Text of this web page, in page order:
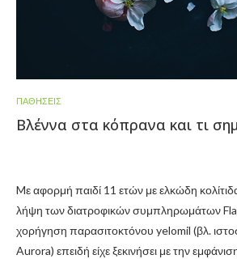
ΠΑΘΉΣΕΙΣ
Βλέννα στα κόπρανα και τι
Mε αφορμή παιδί 11 ετών με ελκώδη
λήψη των διατροφικών συμπληρωμάτων
χορήγηση παρασιτοκτόνου yelomil (βλ.
Aurora) επειδή είχε ξεκινήσει με την